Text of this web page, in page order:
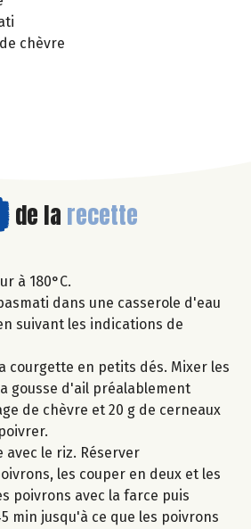
chèvre
de la recette
à 180°C.
dans une casserole d'eau
suivant les indications de
courgette en petits dés. Mixer les
gousse d'ail préalablement
de chèvre et 20 g de cerneaux
avec le riz. Réserver
les couper en deux et les
poivrons avec la farce puis
min jusqu'à ce que les poivrons